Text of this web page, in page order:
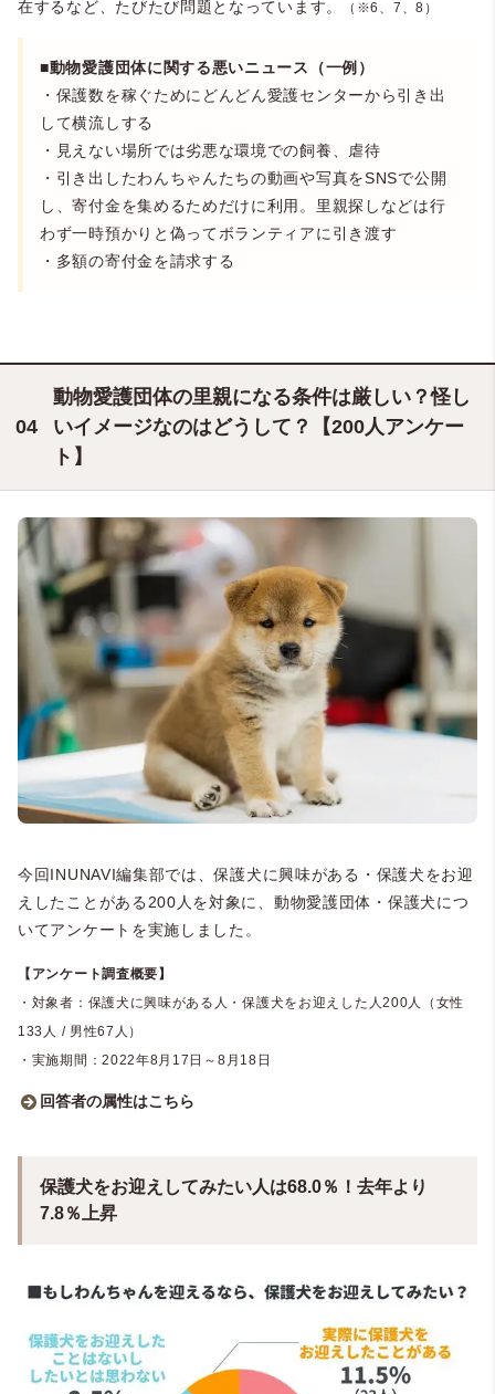
在するなど、たびたび問題となっています。
（※6、7、8）
■動物愛護団体に関する悪いニュース（一例）
・保護数を稼ぐためにどんどん愛護センターから引き出
して横流しする
・見えない場所では劣悪な環境での飼養、虐待
・引き出したわんちゃんたちの動画や写真をSNSで公開
し、寄付金を集めるためだけに利用。里親探しなどは行
わず一時預かりと偽ってボランティアに引き渡す
・多額の寄付金を請求する
動物愛護団体の里親になる条件は厳しい？怪し
いイメージなのはどうして？【200人アンケー
ト】
今回INUNAVI編集部では、保護犬に興味がある・保護犬をお迎
えしたことがある200人を対象に、動物愛護団体・保護犬につ
いてアンケートを実施しました。
【アンケート調査概要】
・対象者：保護犬に興味がある人・保護犬をお迎えした人200人（女性
133人 / 男性67人）
・実施期間：2022年8月17日～8月18日
回答者の属性はこちら
【男性：67人】
保護犬をお迎えしてみたい人は68.0％！去年より
7.8％上昇